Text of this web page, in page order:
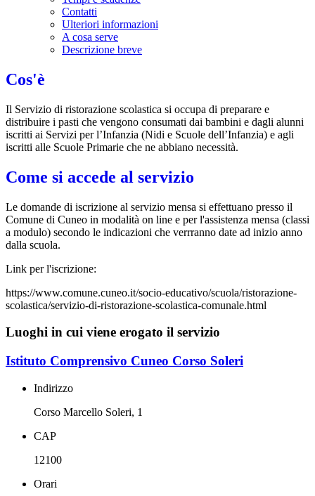
Contatti
Ulteriori informazioni
A cosa serve
Descrizione breve
Cos'è
Il Servizio di ristorazione scolastica si occupa di preparare e
distribuire i pasti che vengono consumati dai bambini e dagli alunni
iscritti ai Servizi per l’Infanzia (Nidi e Scuole dell’Infanzia) e agli
iscritti alle Scuole Primarie che ne abbiano necessità.
Come si accede al servizio
Le domande di iscrizione al servizio mensa si effettuano presso il
Comune di Cuneo in modalità on line e per l'assistenza mensa (classi
a modulo) secondo le indicazioni che verrranno date ad inizio anno
dalla scuola.
Link per l'iscrizione:
https://www.comune.cuneo.it/socio-educativo/scuola/ristorazione-
scolastica/servizio-di-ristorazione-scolastica-comunale.html
Luoghi in cui viene erogato il servizio
Istituto Comprensivo Cuneo Corso Soleri
Indirizzo
Corso Marcello Soleri, 1
CAP
12100
Orari